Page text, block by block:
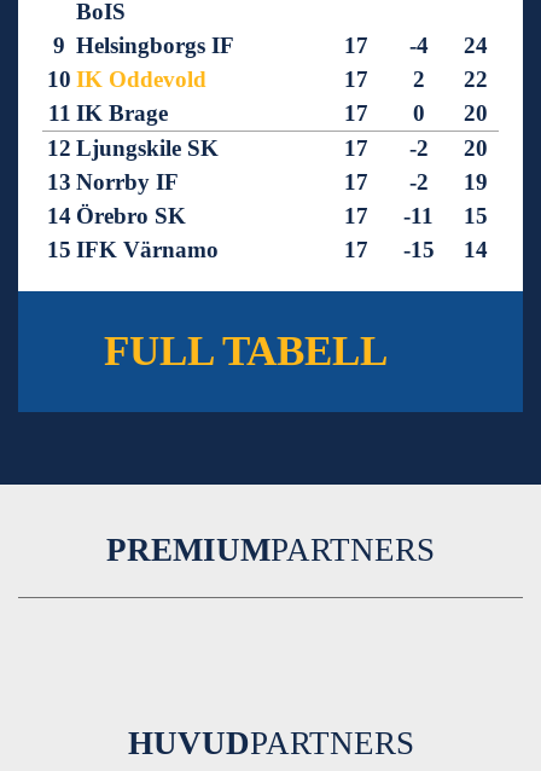
BoIS
9 Helsingborgs IF 17 -4
24
10 IK Oddevold 17 2
22
11 IK Brage 17 0
20
12 Ljungskile SK 17 -2
20
13 Norrby IF 17 -2
19
14 Örebro SK 17 -11
15
15 IFK Värnamo 17 -15
14
FULL TABELL
PREMIUMPARTNERS
HUVUDPARTNERS